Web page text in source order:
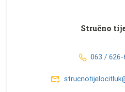
Stručno
063 / 626-